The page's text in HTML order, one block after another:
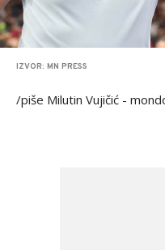
IZVOR: MN PRESS
/piše Milutin Vujičić -